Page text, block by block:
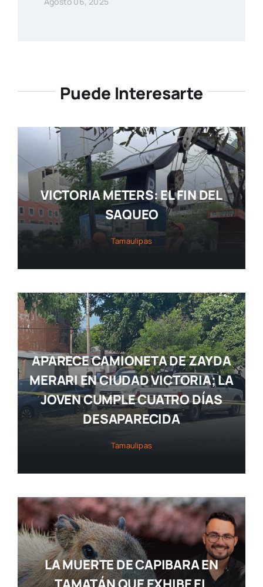
Puede Interesarte
VICTORIA METERS: EL FIN DEL
SAQUEO
Tamaulipas
APARECE CAMIONETA DE ZAYDA
MERARI EN CIUDAD VICTORIA; LA
JOVEN CUMPLE CUATRO DÍAS
DESAPARECIDA
Tamaulipas
LA MUERTE DE CAPIBARA EN